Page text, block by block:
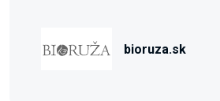
bioruza.sk